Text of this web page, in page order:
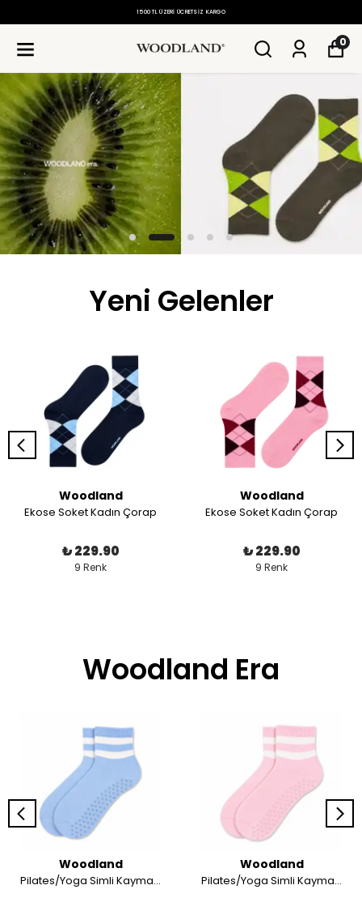
1500 TL ÜZERI ÜCRETSIZ KARGO
0
Yeni Gelenler
Woodland
Ekose Soket Kadın Çorap
₺ 229.90
9 Renk
Woodland
Ekose Soket Kadın Çorap
₺ 229.90
9 Renk
Woodland Era
Woodland
Pilates/Yoga Simli Kaymaz Taban Soket Çorap
Woodland
Pilates/Yoga Simli Kaymaz Taban Soket Çorap